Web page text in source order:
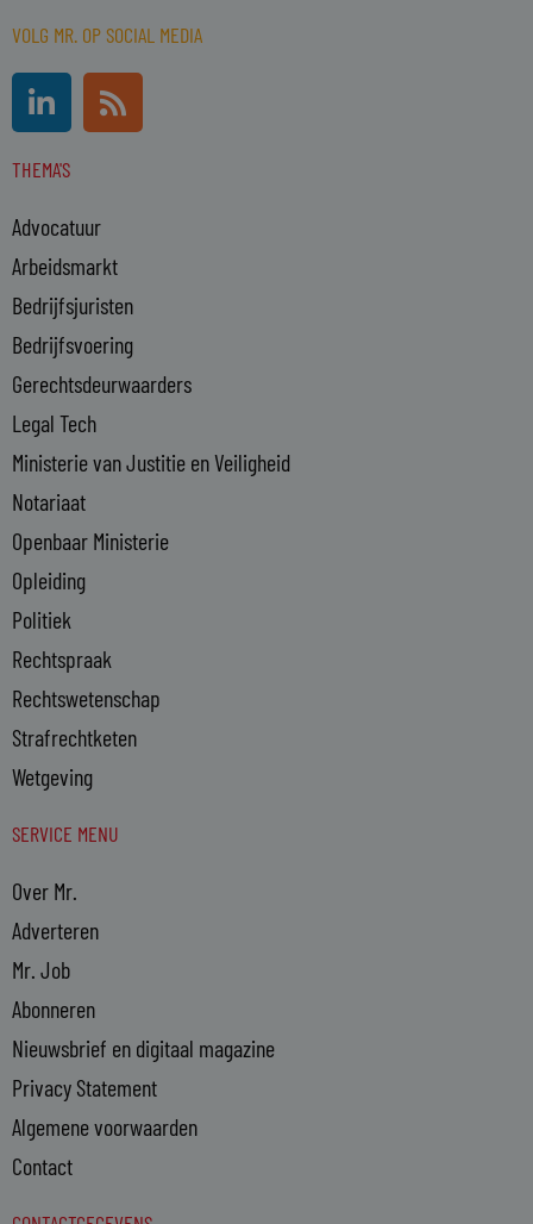
VOLG MR. OP SOCIAL MEDIA
L
i
n
k
d
i
n
-
i
n
R
s
s
THEMA'S
Advocatuur
Arbeidsmarkt
Bedrijfsjuristen
Bedrijfsvoering
Gerechtsdeurwaarders
Legal Tech
Ministerie van Justitie en Veiligheid
Notariaat
Openbaar Ministerie
Opleiding
Politiek
Rechtspraak
Rechtswetenschap
Strafrechtketen
Wetgeving
SERVICE MENU
Over Mr.
Adverteren
Mr. Job
Abonneren
Nieuwsbrief en digitaal magazine
Privacy Statement
Algemene voorwaarden
Contact